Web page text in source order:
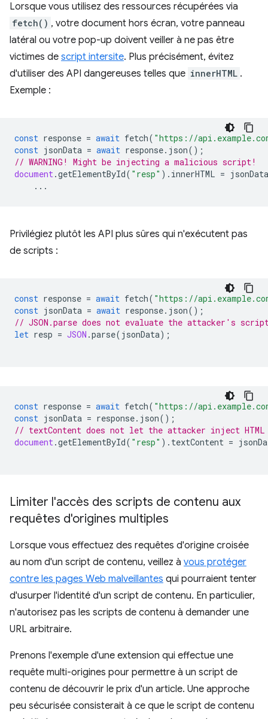
Lorsque vous utilisez des ressources récupérées via
fetch() , votre document hors écran, votre panneau
latéral ou votre pop-up doivent veiller à ne pas être
victimes de script intersite. Plus précisément, évitez
d'utiliser des API dangereuses telles que innerHTML .
Exemple :
const response = await fetch( "https://
const jsonData = await response. json();
// WARNING! Might be injecting a malicious script!
document.getElementById( "resp" ). innerHTML = jsonData
...
Privilégiez plutôt les API plus sûres qui n'exécutent pas
de scripts :
const response = await fetch( "https://
const jsonData = await response. json();
// JSON.parse does not evaluate the attacker's
let resp = JSON .parse( jsonData);
const response = await fetch( "https://
const jsonData = response. json();
// textContent does not let the attacker inject HTML
document.getElementById( "resp" ). textContent =
Limiter l'accès des scripts de contenu aux
requêtes d'origines multiples
Lorsque vous effectuez des requêtes d'origine croisée
au nom d'un script de contenu, veillez à vous protéger
contre les pages Web malveillantes qui pourraient tenter
d'usurper l'identité d'un script de contenu. En particulier,
n'autorisez pas les scripts de contenu à demander une
URL arbitraire.
Prenons l'exemple d'une extension qui effectue une
requête multi-origines pour permettre à un script de
contenu de découvrir le prix d'un article. Une approche
peu sécurisée consisterait à ce que le script de contenu